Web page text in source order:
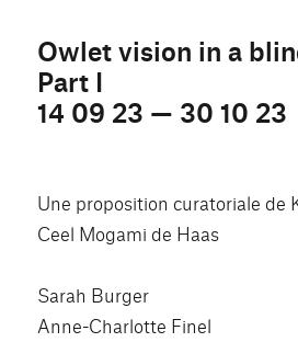
Owlet vision in a
Part I
14 09 23 — 30 10 23
Une proposition curatoriale de
Ceel Mogami de Haas
Sarah Burger
Anne-Charlotte Finel